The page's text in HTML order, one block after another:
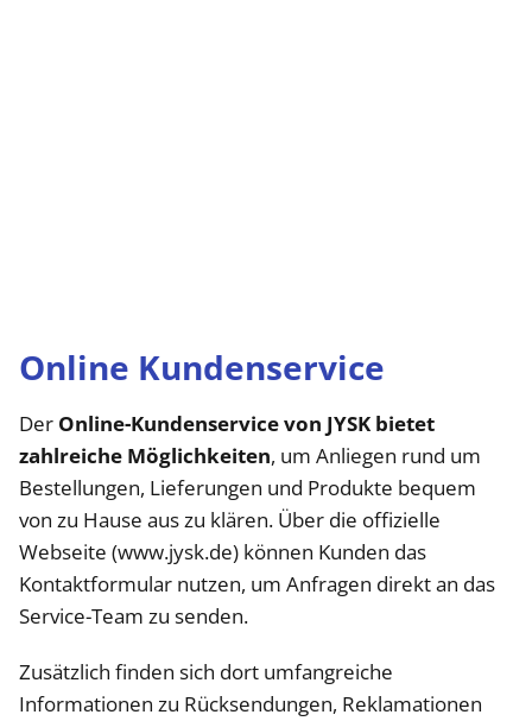
Online Kundenservice
Der Online-Kundenservice von JYSK bietet
zahlreiche Möglichkeiten, um Anliegen rund um
Bestellungen, Lieferungen und Produkte bequem
von zu Hause aus zu klären. Über die offizielle
Webseite (www.jysk.de) können Kunden das
Kontaktformular nutzen, um Anfragen direkt an das
Service-Team zu senden.
Zusätzlich finden sich dort umfangreiche
Informationen zu Rücksendungen, Reklamationen